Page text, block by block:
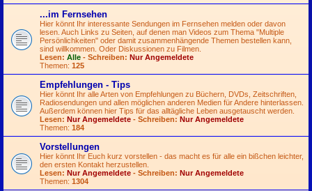
...im Fernsehen
Hier könnt Ihr interessante Sendungen im Fernsehen melden oder davon
lesen. Auch Links zu Seiten, auf denen man Videos zum Thema "Multiple
Persönlichkeiten" oder damit zusammenhängende Themen bestellen kann,
sind willkommen. Oder Diskussionen zu Filmen.
Lesen: Alle - Schreiben: Nur Angemeldete
Themen: 125
Empfehlungen - Tips
Hier könnt Ihr alle Arten von Empfehlungen zu Büchern, DVDs, Zeitschriften,
Radiosendungen und allen möglichen anderen Medien für Andere hinterlassen.
Außerdem können hier Tips für das alltägliche Leben ausgetauscht werden.
Lesen: Nur Angemeldete - Schreiben: Nur Angemeldete
Themen: 184
Vorstellungen
Hier könnt Ihr Euch kurz vorstellen - das macht es für alle ein bißchen leichter,
den ersten Kontakt herzustellen.
Lesen: Nur Angemeldete - Schreiben: Nur Angemeldete
Themen: 1304